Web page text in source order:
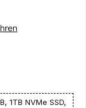
1TB NVMe SSD,